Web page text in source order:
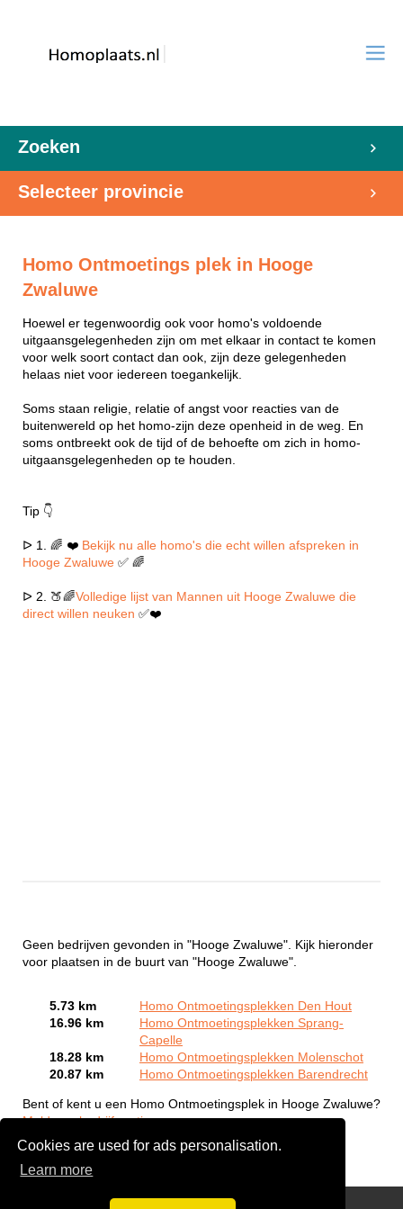
Cookies are used for ads personalisation.
Learn more
Zoeken
Selecteer provincie
Homo Ontmoetings plek in Hooge
Zwaluwe
Hoewel er tegenwoordig ook voor homo's voldoende
uitgaansgelegenheden zijn om met elkaar in contact te komen
voor welk soort contact dan ook, zijn deze gelegenheden
helaas niet voor iedereen toegankelijk.
Soms staan religie, relatie of angst voor reacties van de
buitenwereld op het homo-zijn deze openheid in de weg. En
soms ontbreekt ook de tijd of de behoefte om zich in homo-
uitgaansgelegenheden op te houden.
Tip 👇
ᐅ 1. 🌈 ❤️ Bekijk nu alle homo's die echt willen afspreken in
Hooge Zwaluwe ✅ 🌈
ᐅ 2. 🍑🌈Volledige lijst van Mannen uit Hooge Zwaluwe die
direct willen neuken ✅❤️
Geen bedrijven gevonden in "Hooge Zwaluwe". Kijk hieronder
voor plaatsen in de buurt van "Hooge Zwaluwe".
5.73 km
Homo Ontmoetingsplekken Den Hout
16.96 km
Homo Ontmoetingsplekken Sprang-
Capelle
18.28 km
Homo Ontmoetingsplekken Molenschot
20.87 km
Homo Ontmoetingsplekken Barendrecht
Bent of kent u een Homo Ontmoetingsplek in Hooge Zwaluwe?
Meld een bedrijf gratis aan